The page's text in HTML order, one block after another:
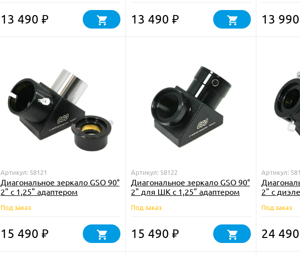
13 490 ₽ 13 490 ₽ 13 990
Артикул: 58121
Диагональное зеркало GSO 90°
2" с 1,25" адаптером
Под заказ
15 490 ₽
Артикул: 58122
Диагональное зеркало GSO 90°
2" для ШК с 1,25" адаптером
Под заказ
15 490 ₽
Артикул:
2" с
Под заказ
24 490